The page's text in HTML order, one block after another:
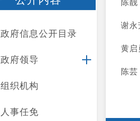
政府信息公开目录
政府领导
组织机构
人事任免
陈靓
谢永
黄启
陈芸